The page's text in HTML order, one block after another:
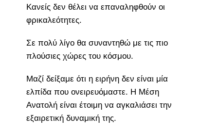
Κανείς δεν θέλει να επαναληφθούν οι
φρικαλεότητες.
Σε πολύ λίγο θα συναντηθώ με τις πιο
πλούσιες χώρες του κόσμου.
Μαζί δείξαμε ότι η ειρήνη δεν είναι μία
ελπίδα που ονειρευόμαστε. Η Μέση
Ανατολή είναι έτοιμη να αγκαλιάσει την
εξαιρετική δυναμική της.